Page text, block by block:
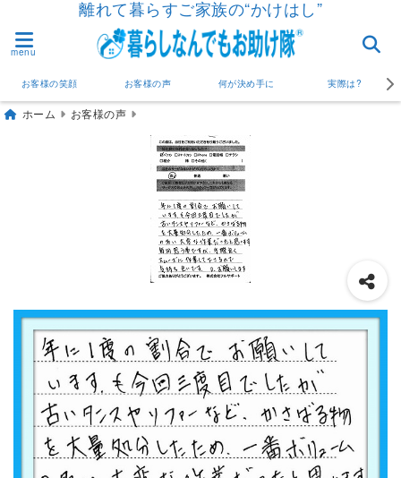
離れて暮らすご家族の“かけはし”
menu
お客様の笑顔 お客様の声 何が決め手に 実際は?
ホーム お客様の声